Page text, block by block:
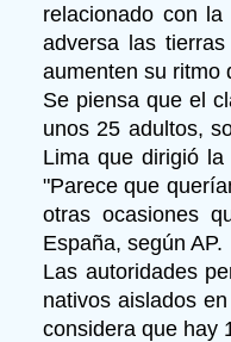
relacionado con
adversa las
aumenten su ritmo
Se piensa que el
unos 25 adultos,
Lima que dirigió
"Parece que
otras ocasiones
España, según AP.
Las autoridades
nativos aislados
considera que hay